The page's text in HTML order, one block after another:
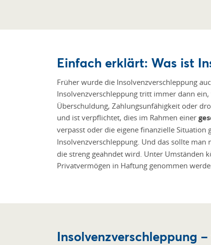
Einfach erklärt: Was ist
Früher wurde die Insolvenzverschleppung
Insolvenzverschleppung tritt immer dann
Überschuldung, Zahlungsunfähigkeit oder
und ist verpflichtet, dies im Rahmen einer
verpasst oder die eigene finanzielle Situation
Insolvenzverschleppung. Und das sollte man
die streng geahndet wird. Unter Umständen
Privatvermögen in Haftung genommen
Insolvenzverschleppung